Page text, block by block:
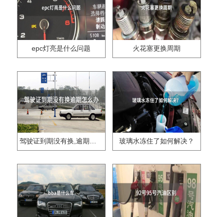
epc灯亮是什么问题 火花塞更换周期
驾驶证到期没有换,逾期怎么办?? 玻璃水冻住了如何解决？